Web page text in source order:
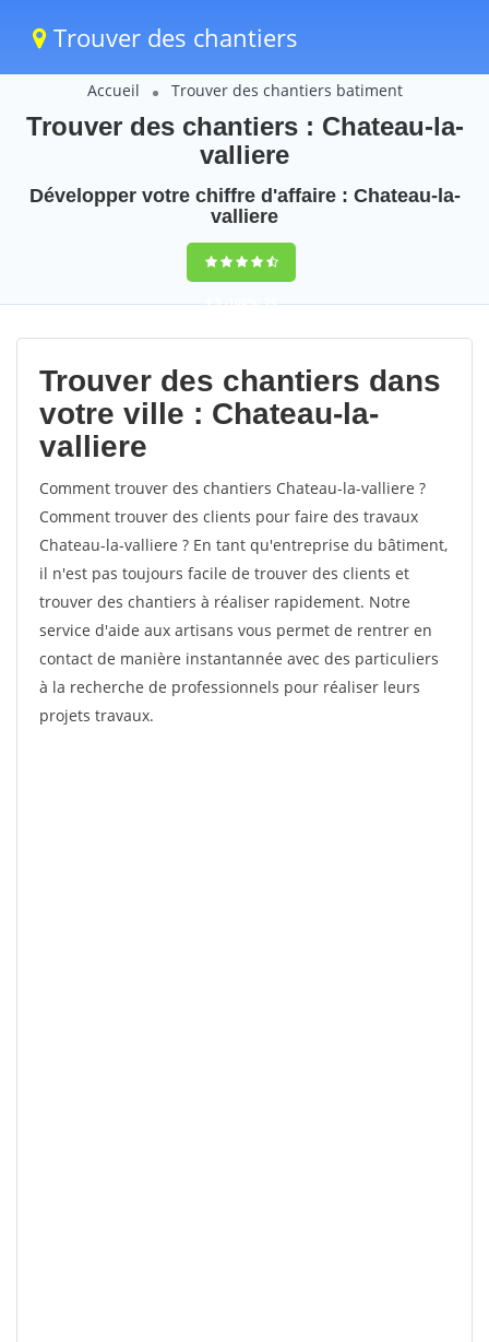
Trouver des chantiers
Accueil Trouver des chantiers batiment
Trouver des chantiers : Chateau-la-
valliere
Développer votre chiffre d'affaire : Chateau-la-
valliere
9,5(100%)79
votes
Trouver des chantiers dans
votre ville : Chateau-la-
valliere
Comment trouver des chantiers Chateau-la-valliere ?
Comment trouver des clients pour faire des travaux
Chateau-la-valliere ? En tant qu'entreprise du bâtiment,
il n'est pas toujours facile de trouver des clients et
trouver des chantiers à réaliser rapidement. Notre
service d'aide aux artisans vous permet de rentrer en
contact de manière instantannée avec des particuliers
à la recherche de professionnels pour réaliser leurs
projets travaux.